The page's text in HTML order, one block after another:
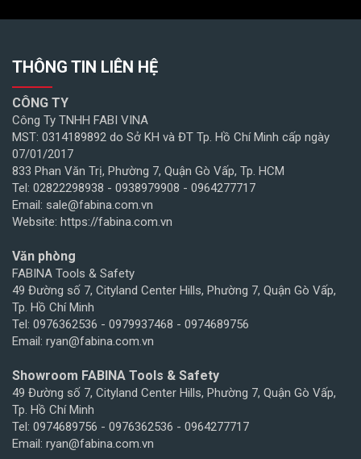
THÔNG TIN LIÊN HỆ
CÔNG TY
Công Ty TNHH FABI VINA
MST: 0314189892 do Sở KH và ĐT Tp. Hồ Chí Minh cấp ngày
07/01/2017
833 Phan Văn Trị, Phường 7, Quận Gò Vấp, Tp. HCM
Tel: 02822298938 - 0938979908 - 0964277717
Email: sale@fabina.com.vn
Website: https://fabina.com.vn
Văn phòng
FABINA Tools & Safety
49 Đường số 7, Cityland Center Hills, Phường 7, Quận Gò Vấp,
Tp. Hồ Chí Minh
Tel: 0976362536 - 0979937468 - 0974689756
Email: ryan@fabina.com.vn
Showroom FABINA Tools & Safety
49 Đường số 7, Cityland Center Hills, Phường 7, Quận Gò Vấp,
Tp. Hồ Chí Minh
Tel: 0974689756 - 0976362536 - 0964277717
Email: ryan@fabina.com.vn